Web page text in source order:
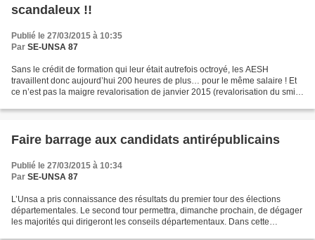
scandaleux !!
Publié le 27/03/2015 à 10:35
Par SE-UNSA 87
Sans le crédit de formation qui leur était autrefois octroyé, les AESH
travaillent donc aujourd’hui 200 heures de plus… pour le même salaire ! Et
ce n’est pas la maigre revalorisation de janvier 2015 (revalorisation du smic)
Faire barrage aux candidats antirépublicains
Publié le 27/03/2015 à 10:34
Par SE-UNSA 87
L’Unsa a pris connaissance des résultats du premier tour des élections
départementales. Le second tour permettra, dimanche prochain, de dégager
les majorités qui dirigeront les conseils départementaux. Dans cette